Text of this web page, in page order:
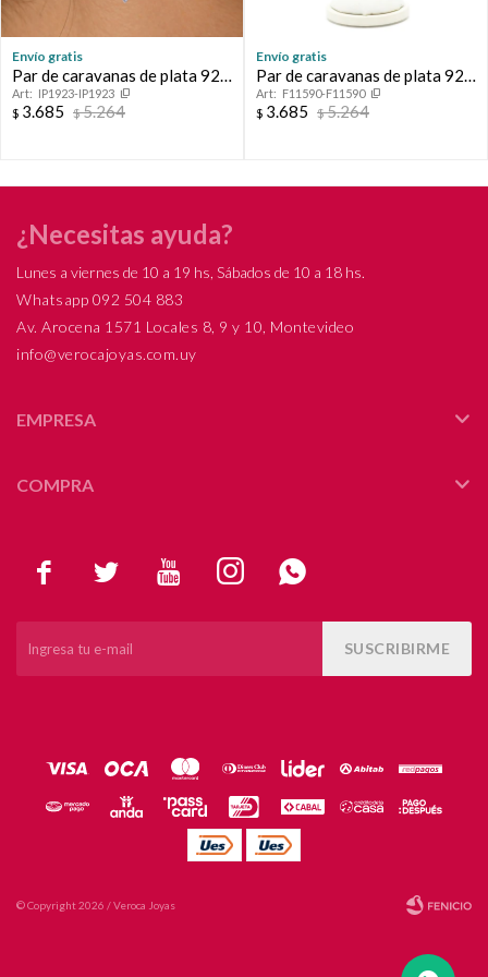
Envío gratis
Par de caravanas de plata 925
con circonias.
IP1923-IP1923
$ 3.685 $5.264
Envío gratis
Par de caravanas de plata 925
rodinadas con circonias.
F11590-F11590
$ 3.685 $5.264
    
SUSCRIBIRME
¿Necesitas ayuda?
Lunes a viernes de 10 a 19 hs, Sábados de 10 a 18 hs.
Whatsapp 092 504 883
Av. Arocena 1571 Locales 8, 9 y 10, Montevideo
info@verocajoyas.com.uy
EMPRESA
COMPRA
© Copyright 2026 / Veroca Joyas